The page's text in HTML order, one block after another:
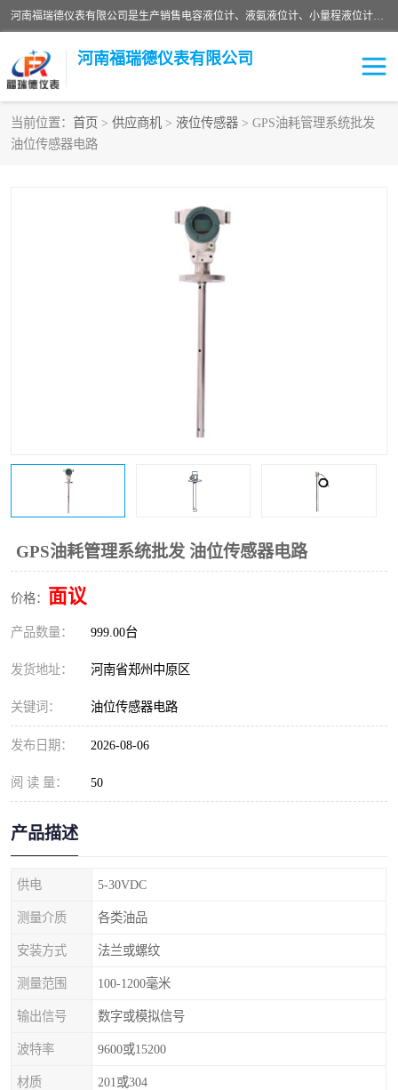
河南福瑞德仪表有限公司是生产销售电容液位计、液氨液位计、小量程液位计定制、智能锅炉水位计、液氮液位计等；并在产品开发、研制的过程中，吸取国内外仪器仪表的技术精华，建立了一支高、精、尖的科研开发队伍，使产品性能不断升级。
河南福瑞德仪表有限公司
当前位置： 首页 > 供应商机 > 液位传感器 > GPS油耗管理系统批发
油位传感器电路
GPS油耗管理系统批发 油位传感器电路
价格： 面议
产品数量： 999.00台
发货地址： 河南省郑州中原区
关键词： 油位传感器电路
发布日期： 2026-08-06
阅 读 量： 50
产品描述
供电 5-30VDC
测量介质 各类油品
安装方式 法兰或螺纹
测量范围 100-1200毫米
输出信号 数字或模拟信号
波特率 9600或15200
材质 201或304
液位计
液氮液位计
液位计传感器定制
流量仪表